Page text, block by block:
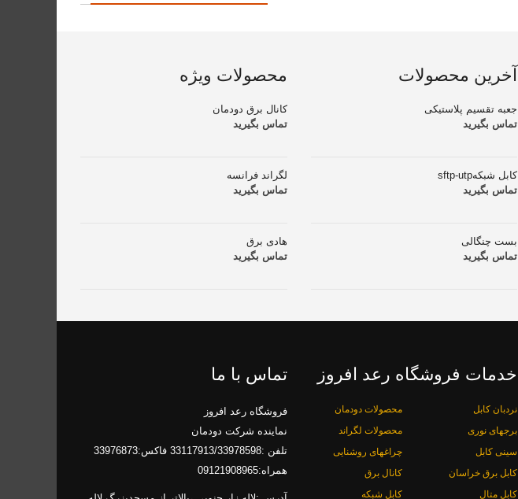
محصولات ویژه
کانال برق دودمان
تماس بگیرید
لگراند فرانسه
تماس بگیرید
هادی برق
تماس بگیرید
آخرین محصولات
جعبه تقسیم پلاستیکی
تماس بگیرید
کابل شبکهsftp-utp
تماس بگیرید
بست چنگالی
تماس بگیرید
تماس با ما
فروشگاه رعد افروز
نماینده شرکت دودمان
تلفن :33117913/33978598 فاکس:33976873
همراه:09121908965
خدمات فروشگاه رعد افروز
محصولات دودمان
محصولات لگراند
چراغهای روشنایی
کانال برق
کابل شبکه
نردبان کابل
برجهای نوری
سینی کابل
کابل برق خراسان
کابل متال